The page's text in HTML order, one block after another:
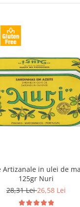
Artizanale in ulei de
125gr Nuri
28,31 Lei26,58 Lei